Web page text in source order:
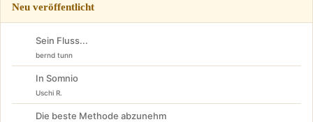
Neu veröffentlicht
Sein Fluss...
bernd tunn
In Somnio
Uschi R.
Die beste Methode abzunehm